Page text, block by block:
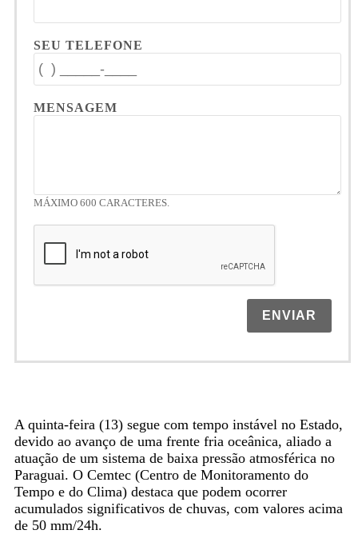
SEU TELEFONE
MENSAGEM
MÁXIMO 600 CARACTERES.
ENVIAR
A quinta-feira (13) segue com tempo instável no Estado,
devido ao avanço de uma frente fria oceânica, aliado a
atuação de um sistema de baixa pressão atmosférica no
Paraguai. O Cemtec (Centro de Monitoramento do
Tempo e do Clima) destaca que podem ocorrer
acumulados significativos de chuvas, com valores acima
de 50 mm/24h.